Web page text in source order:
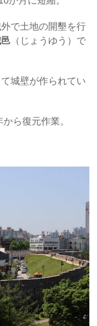
で土地の開墾を行
（じょうゆう）で
城壁が作られてい
ら復元作業。